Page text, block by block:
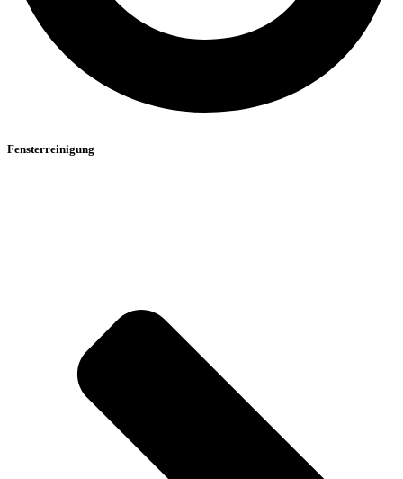
Fensterreinigung